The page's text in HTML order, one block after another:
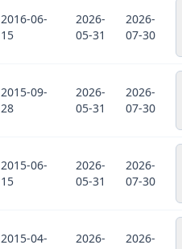
2016-06-
15
2026-
05-31
2026-
07-30
2015-09-
28
2026-
05-31
2026-
07-30
2015-06-
15
2026-
05-31
2026-
07-30
2015-04-
2026-
2026-